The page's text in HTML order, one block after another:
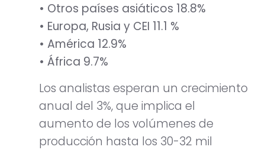
• Otros países asiáticos 18.8%
• Europa, Rusia y CEI 11.1 %
• América 12.9%
• África 9.7%
Los analistas esperan un crecimiento
anual del 3%, que implica el
aumento de los volúmenes de
producción hasta los 30-32 mil